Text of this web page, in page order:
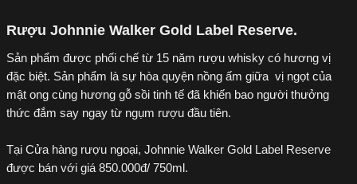
Rượu Johnnie Walker Gold Label Reserve.
Sản phẩm được phối chế từ 15 năm rượu whisky có hương vị
đặc biệt. Sản phẩm là sự hòa quyện nồng ấm giữa vị ngọt của
mật ong cùng hương gỗ sồi tinh tế đã khiến bao người thưởng
thức đắm say ngay từ ngụm rượu đầu tiên.
Tại Cửa hàng rượu ngoại, Johnnie Walker Gold Label Reserve
được bán với giá 850.000đ/ 750ml.